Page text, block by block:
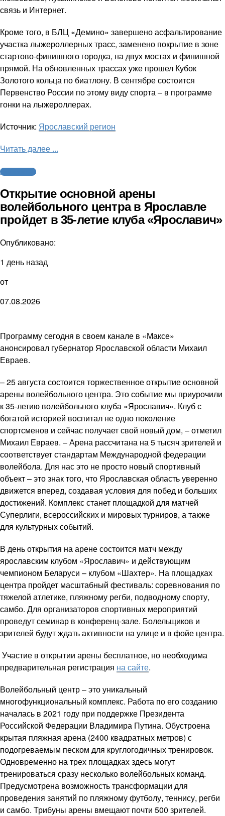
связь и Интернет.
Кроме того, в БЛЦ «Демино» завершено асфальтирование
участка лыжероллерных трасс, заменено покрытие в зоне
стартово-финишного городка, на двух мостах и финишной
прямой. На обновленных трассах уже прошел Кубок
Золотого кольца по биатлону. В сентябре состоится
Первенство России по этому виду спорта – в программе
гонки на лыжероллерах.
Источник: Ярославский регион
Читать далее ...
Другие виды
Открытие основной арены
волейбольного центра в Ярославле
пройдет в 35-летие клуба «Ярославич»
Опубликовано:
1 день назад
от
07.08.2026
Программу сегодня в своем канале в «Максе»
анонсировал губернатор Ярославской области Михаил
Евраев.
– 25 августа состоится торжественное открытие основной
арены волейбольного центра. Это событие мы приурочили
к 35-летию волейбольного клуба «Ярославич». Клуб с
богатой историей воспитал не одно поколение
спортсменов и сейчас получает свой новый дом, – отметил
Михаил Евраев. – Арена рассчитана на 5 тысяч зрителей и
соответствует стандартам Международной федерации
волейбола. Для нас это не просто новый спортивный
объект – это знак того, что Ярославская область уверенно
движется вперед, создавая условия для побед и больших
достижений. Комплекс станет площадкой для матчей
Суперлиги, всероссийских и мировых турниров, а также
для культурных событий.
В день открытия на арене состоится матч между
ярославским клубом «Ярославич» и действующим
чемпионом Беларуси – клубом «Шахтер». На площадках
центра пройдет масштабный фестиваль: соревнования по
тяжелой атлетике, пляжному регби, подводному спорту,
самбо. Для организаторов спортивных мероприятий
проведут семинар в конференц‑зале. Болельщиков и
зрителей будут ждать активности на улице и в фойе центра.
Участие в открытии арены бесплатное, но необходима
предварительная регистрация на сайте.
Волейбольный центр – это уникальный
многофункциональный комплекс. Работа по его созданию
началась в 2021 году при поддержке Президента
Российской Федерации Владимира Путина. Обустроена
крытая пляжная арена (2400 квадратных метров) с
подогреваемым песком для круглогодичных тренировок.
Одновременно на трех площадках здесь могут
тренироваться сразу несколько волейбольных команд.
Предусмотрена возможность трансформации для
проведения занятий по пляжному футболу, теннису, регби
и самбо. Трибуны арены вмещают почти 500 зрителей.